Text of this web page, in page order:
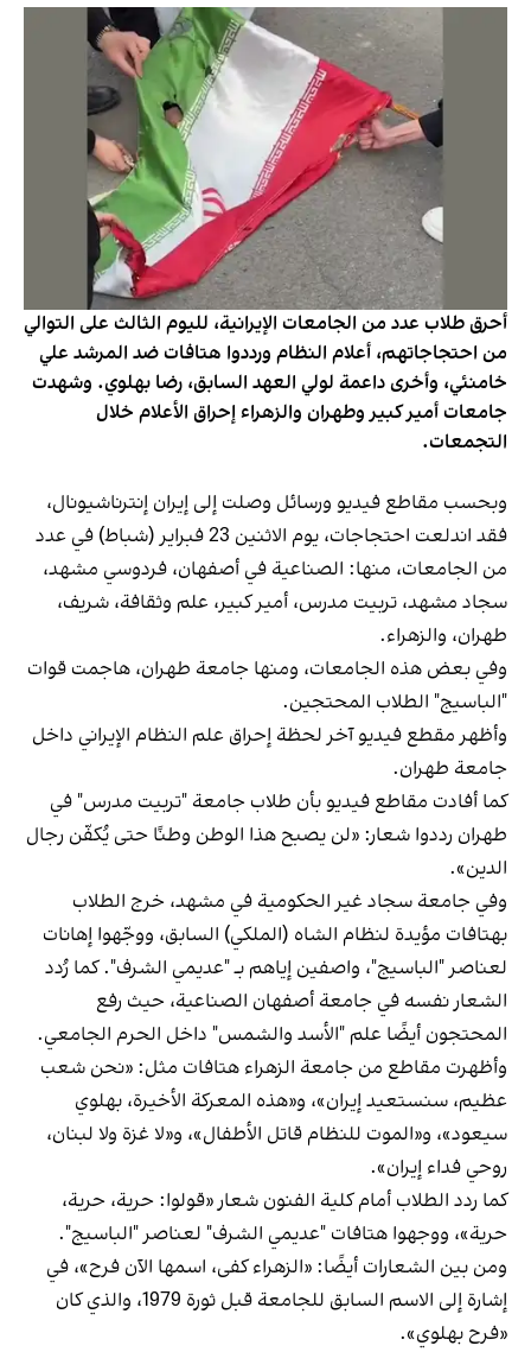
أحرق طلاب عدد من الجامعات الإيرانية، لليوم الثالث على التوالي
من احتجاجاتهم، أعلام النظام ورددوا هتافات ضد المرشد علي
خامنئي، وأخرى داعمة لولي العهد السابق، رضا بهلوي. وشهدت
جامعات أمير كبير وطهران والزهراء إحراق الأعلام خلال
التجمعات.
وبحسب مقاطع فيديو ورسائل وصلت إلى إيران إنترناشيونال،
فقد اندلعت احتجاجات، يوم الاثنين 23 فبراير (شباط) في عدد
من الجامعات، منها: الصناعية في أصفهان، فردوسي مشهد،
سجاد مشهد، تربيت مدرس، أمير كبير، علم وثقافة، شريف،
طهران، والزهراء.
وفي بعض هذه الجامعات، ومنها جامعة طهران، هاجمت قوات
"الباسيج" الطلاب المحتجين.
وأظهر مقطع فيديو آخر لحظة إحراق علم النظام الإيراني داخل
جامعة طهران.
كما أفادت مقاطع فيديو بأن طلاب جامعة "تربيت مدرس" في
طهران رددوا شعار: «لن يصبح هذا الوطن وطنًا حتى يُكفّن رجال
الدين».
وفي جامعة سجاد غير الحكومية في مشهد، خرج الطلاب
بهتافات مؤيدة لنظام الشاه (الملكي) السابق، ووجّهوا إهانات
لعناصر "الباسيج"، واصفين إياهم بـ "عديمي الشرف". كما رُدد
الشعار نفسه في جامعة أصفهان الصناعية، حيث رفع
المحتجون أيضًا علم "الأسد والشمس" داخل الحرم الجامعي.
وأظهرت مقاطع من جامعة الزهراء هتافات مثل: «نحن شعب
عظيم، سنستعيد إيران»، و«هذه المعركة الأخيرة، بهلوي
سيعود»، و«الموت للنظام قاتل الأطفال»، و«لا غزة ولا لبنان،
روحي فداء إيران».
كما ردد الطلاب أمام كلية الفنون شعار «قولوا: حرية، حرية،
حرية»، ووجهوا هتافات "عديمي الشرف" لعناصر "الباسيج".
ومن بين الشعارات أيضًا: «الزهراء كفى، اسمها الآن فرح»، في
إشارة إلى الاسم السابق للجامعة قبل ثورة 1979، والذي كان
«فرح بهلوي».